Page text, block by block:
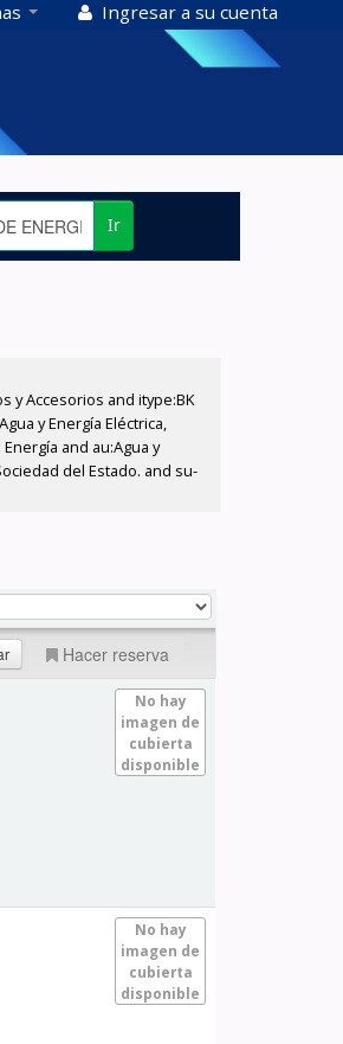
Ingresar a su cuenta
Ir
y Accesorios and itype:BK
y Energía Eléctrica,
and au:Agua y
del Estado. and su-
Hacer reserva
No hay
imagen de
cubierta
disponible
No hay
imagen de
cubierta
disponible